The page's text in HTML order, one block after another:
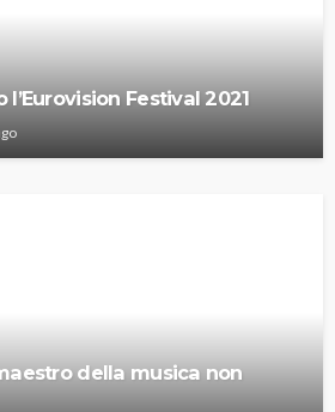
Festival 2021
della musica non